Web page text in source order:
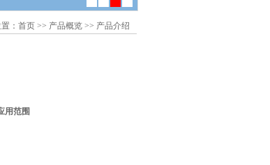
： 首页>> 产品概览>> 产品介绍
用范围